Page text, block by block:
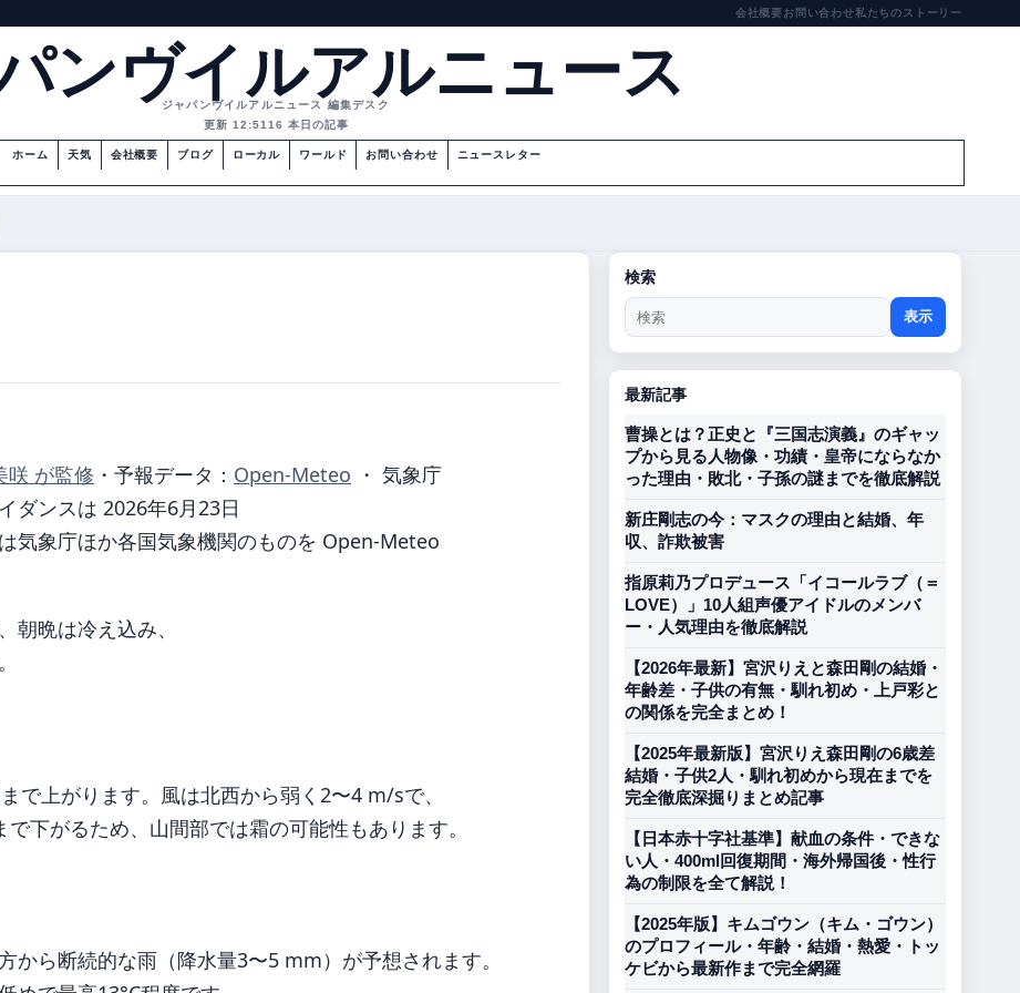
会社概要お問い合わせ私たちのストーリー
ンヴイルアルニュース
ジャパンヴイルアルニュース 編集デスク
更新 12:51 16 本日の記事
ホーム 天気 会社概要 ブログ ローカル ワールド お問い合わせ ニュースレター
咲 が監修 ・ 予報データ： Open-Meteo ・ 気象庁
ダンスは 2026年6月23日
気象庁ほか各国気象機関のものを Open-Meteo
朝晩は冷え込み、
で上がります。風は北西から弱く2〜4 m/sで、
下がるため、山間部では霜の可能性もあります。
ら断続的な雨（降水量3〜5 mm）が予想されます。
検索
表示
最新記事
曹操とは？正史と『三国志演義』のギャッ
プから見る人物像・功績・皇帝にならなか
った理由・敗北・子孫の謎までを徹底解説
新庄剛志の今：マスクの理由と結婚、年
収、詐欺被害
指原莉乃プロデュース「イコールラブ（＝
LOVE）」10人組声優アイドルのメンバ
ー・人気理由を徹底解説
【2026年最新】宮沢りえと森田剛の結婚・
年齢差・子供の有無・馴れ初め・上戸彩と
の関係を完全まとめ！
【2025年最新版】宮沢りえ森田剛の6歳差
結婚・子供2人・馴れ初めから現在までを
完全徹底深掘りまとめ記事
【日本赤十字社基準】献血の条件・できな
い人・400ml回復期間・海外帰国後・性行
為の制限を全て解説！
【2025年版】キムゴウン（キム・ゴウン）
のプロフィール・年齢・結婚・熱愛・トッ
ケビから最新作まで完全網羅